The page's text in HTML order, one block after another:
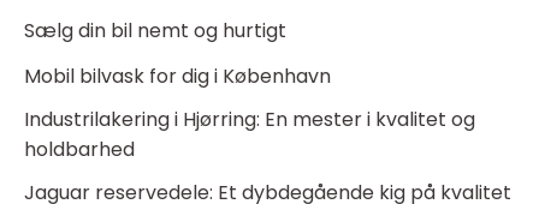
Sælg din bil nemt og hurtigt
Mobil bilvask for dig i København
Industrilakering i Hjørring: En mester i kvalitet og
holdbarhed
Jaguar reservedele: Et dybdegående kig på kvalitet